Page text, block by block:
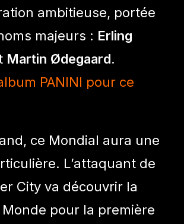
ambitieuse, portée
majeurs : Erling
Martin Ødegaard.
PANINI pour ce
ce Mondial aura une
L’attaquant de
City va découvrir la
pour la première